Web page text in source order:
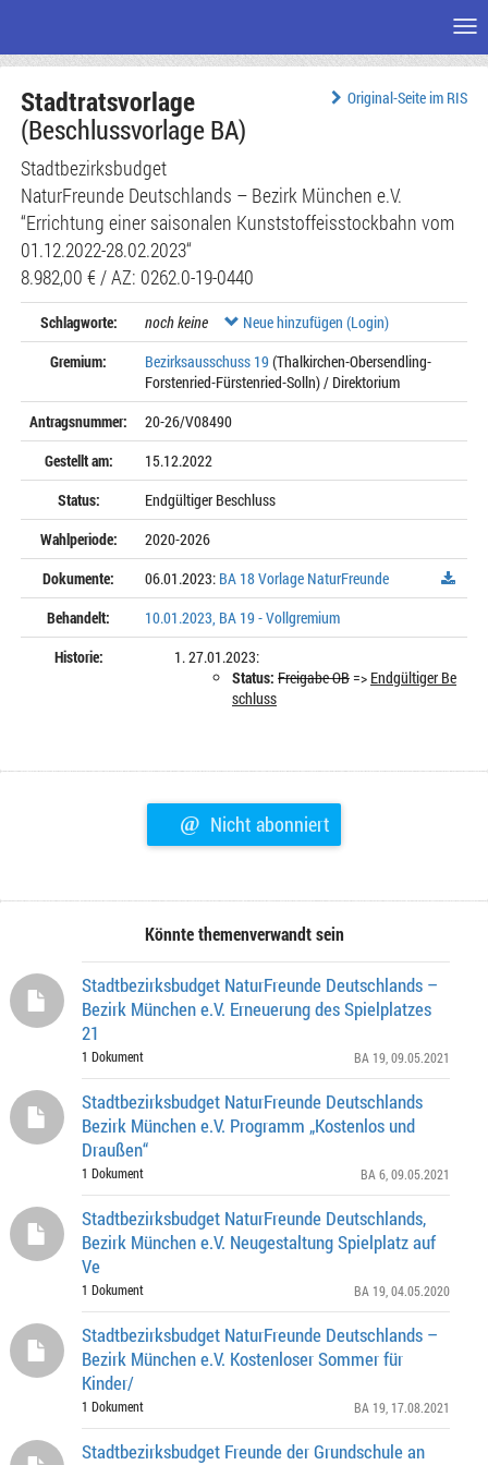
Seiteninhalt
Original-Seite im RIS
Stadtratsvorlage
(Beschlussvorlage BA)
Stadtbezirksbudget
NaturFreunde Deutschlands – Bezirk München e.V.
“Errichtung einer saisonalen Kunststoffeisstockbahn vom
01.12.2022-28.02.2023“
8.982,00 € / AZ: 0262.0-19-0440
Schlagworte: noch keine
Neue hinzufügen (Login)
Gremium:
Bezirksausschuss 19 (Thalkirchen-Obersendling-
Forstenried-Fürstenried-Solln) / Direktorium
Antragsnummer:
20-26/V08490
Gestellt am:
15.12.2022
Status:
Endgültiger Beschluss
Wahlperiode:
2020-2026
Dokumente:
06.01.2023: BA 18 Vorlage NaturFreunde
Behandelt:
10.01.2023, BA 19 - Vollgremium
Historie:
27.01.2023:
Status: Freigabe OB=> Endgültiger Be
schluss
@ Nicht abonniert
Könnte themenverwandt sein
Stadtbezirksbudget NaturFreunde Deutschlands –
Bezirk München e.V. Erneuerung des Spielplatzes
21
1 Dokument BA 19 , 09.05.2021
Stadtbezirksbudget NaturFreunde Deutschlands
Bezirk München e.V. Programm „Kostenlos und
Draußen“
1 Dokument BA 6 , 09.05.2021
Stadtbezirksbudget NaturFreunde Deutschlands,
Bezirk München e.V. Neugestaltung Spielplatz auf
Ve
1 Dokument BA 19 , 04.05.2020
Stadtbezirksbudget NaturFreunde Deutschlands –
Bezirk München e.V. Kostenloser Sommer für
Kinder/
1 Dokument BA 19 , 17.08.2021
Stadtbezirksbudget Freunde der Grundschule an